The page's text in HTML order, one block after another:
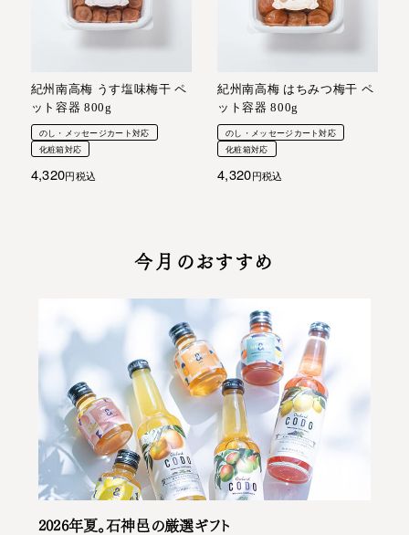
紀州南高梅 うす塩味梅干 ペ
ット容器 800g
のし・メッセージカート対応
化粧箱対応
4,320 税込
紀州南高梅 はちみつ梅干 ペ
ット容器 800g
のし・メッセージカート対応
化粧箱対応
4,320 税込
今月のおすすめ
2026年夏。石神邑の厳選ギフト